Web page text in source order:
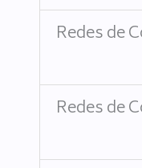
Redes de
Redes de